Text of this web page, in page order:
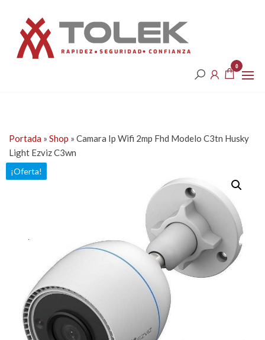
contenido
0
Portada » Shop » Camara Ip Wifi 2mp Fhd Modelo C3tn Husky
Light Ezviz C3wn
¡Oferta!